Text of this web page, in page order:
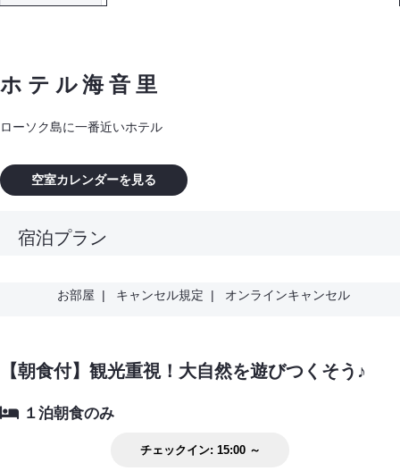
ホテル海音里
ローソク島に一番近いホテル
宿泊プラン
空室カレンダーを見る
お部屋 | キャンセル規定 | オンラインキャンセル
【朝食付】観光重視！大自然を遊びつくそう♪
１泊朝食のみ
チェックイン: 15:00 ～